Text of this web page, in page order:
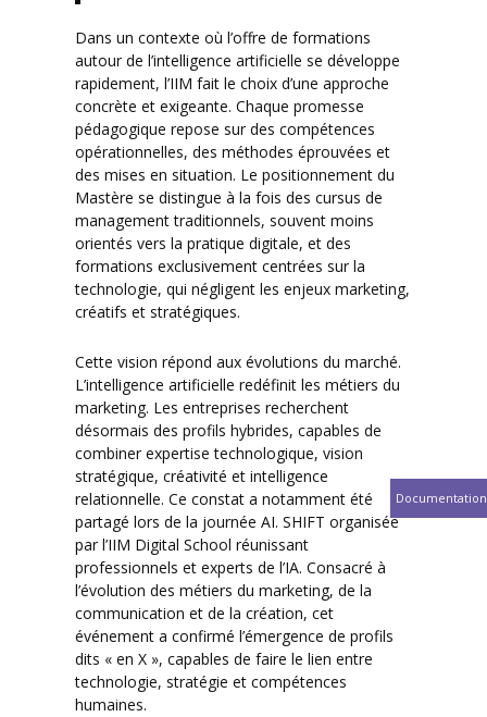
Dans un contexte où l’offre de formations
autour de l’intelligence artificielle se développe
rapidement, l’IIM fait le choix d’une approche
concrète et exigeante. Chaque promesse
pédagogique repose sur des compétences
opérationnelles, des méthodes éprouvées et
des mises en situation. Le positionnement du
Mastère se distingue à la fois des cursus de
management traditionnels, souvent moins
orientés vers la pratique digitale, et des
formations exclusivement centrées sur la
technologie, qui négligent les enjeux marketing,
créatifs et stratégiques.
Cette vision répond aux évolutions du marché.
L’intelligence artificielle redéfinit les métiers du
marketing. Les entreprises recherchent
désormais des profils hybrides, capables de
combiner expertise technologique, vision
stratégique, créativité et intelligence
relationnelle. Ce constat a notamment été
partagé lors de la journée AI. SHIFT organisée
par l’IIM Digital School réunissant
professionnels et experts de l’IA. Consacré à
l’évolution des métiers du marketing, de la
communication et de la création, cet
événement a confirmé l’émergence de profils
dits « en X », capables de faire le lien entre
technologie, stratégie et compétences
humaines.
Documentation